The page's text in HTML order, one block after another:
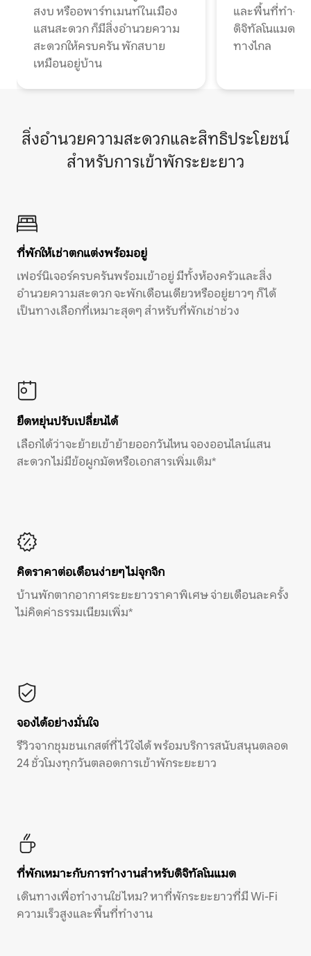
สงบ หรืออพาร์ทเมนท์ในเมือง
แสนสะดวก ก็มีสิ่งอำนวยความ
สะดวกให้ครบครัน พักสบาย
เหมือนอยู่บ้าน
และพื้นที่ทำงา
ดิจิทัลโนแมดแ
ทางไกล
สิ่งอำนวยความสะดวกและสิทธิประโยชน์
สำหรับการเข้าพักระยะยาว
ที่พักให้เช่าตกแต่งพร้อมอยู่
เฟอร์นิเจอร์ครบครันพร้อมเข้าอยู่ มีทั้งห้องครัวและสิ่ง
อำนวยความสะดวก จะพักเดือนเดียวหรืออยู่ยาวๆ ก็ได้
เป็นทางเลือกที่เหมาะสุดๆ สำหรับที่พักเช่าช่วง
ยืดหยุ่นปรับเปลี่ยนได้
เลือกได้ว่าจะย้ายเข้าย้ายออกวันไหน จองออนไลน์แสน
สะดวก ไม่มีข้อผูกมัดหรือเอกสารเพิ่มเติม*
คิดราคาต่อเดือนง่ายๆ ไม่จุกจิก
บ้านพักตากอากาศระยะยาวราคาพิเศษ จ่ายเดือนละครั้ง
ไม่คิดค่าธรรมเนียมเพิ่ม*
จองได้อย่างมั่นใจ
รีวิวจากชุมชนเกสต์ที่ไว้ใจได้ พร้อมบริการสนับสนุนตลอด
24 ชั่วโมงทุกวันตลอดการเข้าพักระยะยาว
ที่พักเหมาะกับการทำงานสำหรับดิจิทัลโนแมด
เดินทางเพื่อทำงานใช่ไหม? หาที่พักระยะยาวที่มี Wi-Fi
ความเร็วสูงและพื้นที่ทำงาน